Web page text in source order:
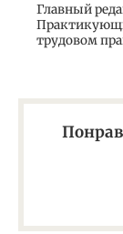
Главный
трудовом